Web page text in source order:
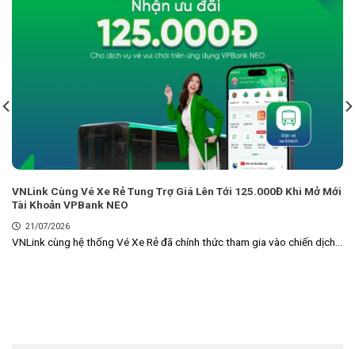
VNLink Cùng Vé Xe Rẻ Tung Trợ Giá Lên Tới 125.000Đ Khi Mở Mới
Tài Khoản VPBank NEO
21/07/2026
VNLink cùng hệ thống Vé Xe Rẻ đã chính thức tham gia vào chiến dịch...